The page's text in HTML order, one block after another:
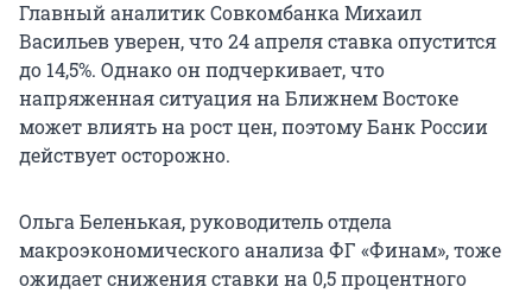
Главный аналитик Совкомбанка Михаил
Васильев уверен, что24 апреляставка опустится
до 14,5%. Однако он подчеркивает, что
напряженная ситуация на Ближнем Востоке
может влиять на рост цен, поэтому Банк России
действует осторожно.
Ольга Беленькая, руководитель отдела
макроэкономического анализа ФГ «Финам», тоже
ожидает снижения ставки на 0,5 процентного